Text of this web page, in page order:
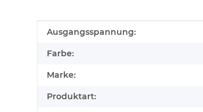
Produkteigenschaft
Wert
Ausgangsspannung:
Farbe:
Marke:
Produktart: